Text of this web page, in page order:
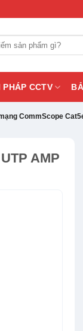
PHÁP CCTV
CommScope
AMP